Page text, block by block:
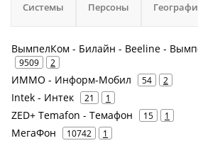
Системы Персоны
ВымпелКом - Билайн - Beeline -
9509 2
ИММО - Информ-Мобил 54 2
Intek - Интек 21 1
ZED+ Temafon - Темафон 15 1
МегаФон 10742 1